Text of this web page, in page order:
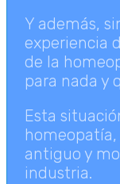
Y además,
experiencia
de la
para nada y
Esta
antiguo y
industria.